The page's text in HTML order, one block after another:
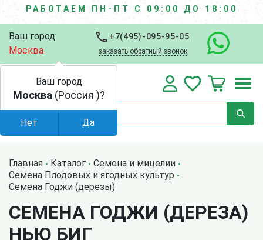
РАБОТАЕМ ПН-ПТ С 09:00 ДО 18:00
Ваш город:
Москва
+7(495)-095-95-05
заказать обратный звонок
Главная Каталог
Семена и мицелии
Семена Плодовых и ягодных культур
Семена Годжи (дерезы)
СЕМЕНА ГОДЖИ (ДЕРЕЗА)
НЬЮ БИГ
Ваш город
Москва (Россия )?
Нет Да